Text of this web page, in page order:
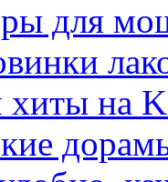
для
на